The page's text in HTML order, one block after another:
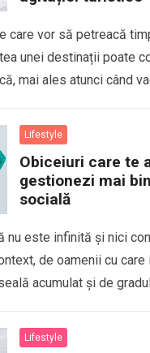
care vor să petreacă
unei destinații poate
mai ales atunci când
Lifestyle
Obiceiuri care te
gestionezi mai
socială
nu este infinită și nici
de oamenii cu
acumulat și de
Lifestyle